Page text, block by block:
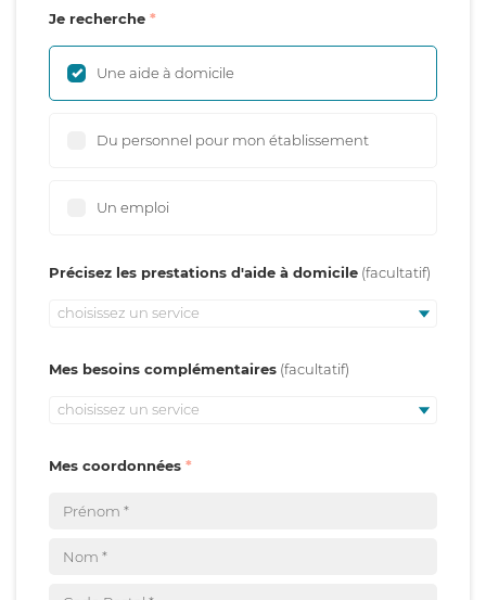
Je recherche
Une aide à domicile
Du personnel pour mon établissement
Un emploi
Précisez les prestations d'aide à domicile
choisissez un service
Mes besoins complémentaires
choisissez un service
Mes coordonnées